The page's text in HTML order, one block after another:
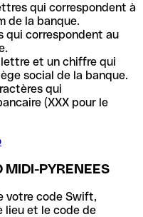
qui correspondent à
de la banque.
qui correspondent au
lettre et un chiffre qui
social de la banque.
qui
(XXX pour le
MIDI-PYRENEES
votre code Swift,
lieu et le code de